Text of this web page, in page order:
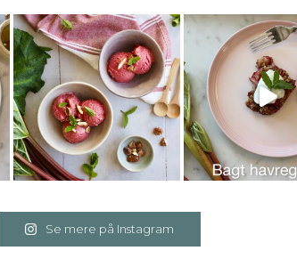
Se mere på Instagram